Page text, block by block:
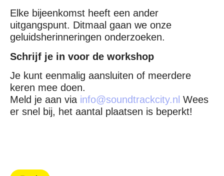
Elke bijeenkomst heeft een ander
uitgangspunt. Ditmaal gaan we onze
geluidsherinneringen onderzoeken.
Schrijf je in voor de workshop
Je kunt eenmalig aansluiten of meerdere
keren mee doen.
Meld je aan via info@soundtrackcity.nl Wees
er snel bij, het aantal plaatsen is beperkt!